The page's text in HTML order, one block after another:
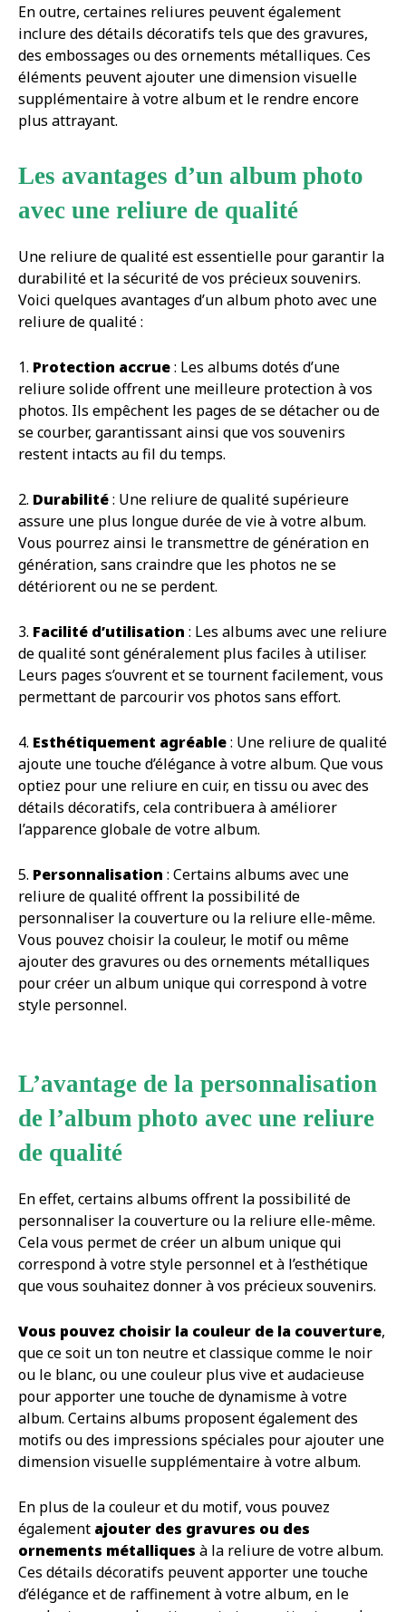
En outre, certaines reliures peuvent également
inclure des détails décoratifs tels que des gravures,
des embossages ou des ornements métalliques. Ces
éléments peuvent ajouter une dimension visuelle
supplémentaire à votre album et le rendre encore
plus attrayant.
Les avantages d’un album photo
avec une reliure de qualité
Une reliure de qualité est essentielle pour garantir la
durabilité et la sécurité de vos précieux souvenirs.
Voici quelques avantages d’un album photo avec une
reliure de qualité :
1. Protection accrue: Les albums dotés d’une
reliure solide offrent une meilleure protection à vos
photos. Ils empêchent les pages de se détacher ou de
se courber, garantissant ainsi que vos souvenirs
restent intacts au fil du temps.
2. Durabilité: Une reliure de qualité supérieure
assure une plus longue durée de vie à votre album.
Vous pourrez ainsi le transmettre de génération en
génération, sans craindre que les photos ne se
détériorent ou ne se perdent.
3. Facilité d’utilisation : Les albums avec une reliure
de qualité sont généralement plus faciles à utiliser.
Leurs pages s’ouvrent et se tournent facilement, vous
permettant de parcourir vos photos sans effort.
4. Esthétiquement agréable: Une reliure de qualité
ajoute une touche d’élégance à votre album. Que vous
optiez pour une reliure en cuir, en tissu ou avec des
détails décoratifs, cela contribuera à améliorer
l’apparence globale de votre album.
5. Personnalisation : Certains albums avec une
reliure de qualité offrent la possibilité de
personnaliser la couverture ou la reliure elle-même.
Vous pouvez choisir la couleur, le motif ou même
ajouter des gravures ou des ornements métalliques
pour créer un album unique qui correspond à votre
style personnel.
L’avantage de la personnalisation
de l’album photo avec une reliure
de qualité
En effet, certains albums offrent la possibilité de
personnaliser la couverture ou la reliure elle-même.
Cela vous permet de créer un album unique qui
correspond à votre style personnel et à l’esthétique
que vous souhaitez donner à vos précieux souvenirs.
Vous pouvez choisir la couleur de la couverture,
que ce soit un ton neutre et classique comme le noir
ou le blanc, ou une couleur plus vive et audacieuse
pour apporter une touche de dynamisme à votre
album. Certains albums proposent également des
motifs ou des impressions spéciales pour ajouter une
dimension visuelle supplémentaire à votre album.
En plus de la couleur et du motif, vous pouvez
également ajouter des gravures ou des
ornements métalliques à la reliure de votre album.
Ces détails décoratifs peuvent apporter une touche
d’élégance et de raffinement à votre album, en le